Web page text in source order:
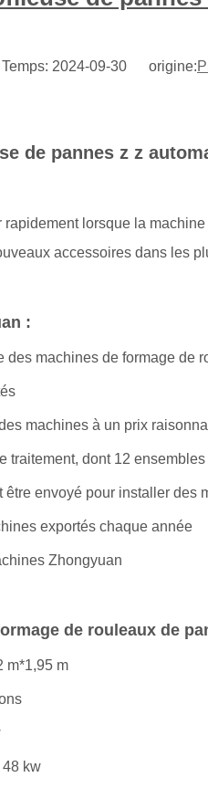
2024-09-30 origine:
de pannes z z
lorsque la
accessoires dans les
:
des machines de formage de
machines à un prix
traitement, dont 12
envoyé pour installer des
exportés chaque année
Zhongyuan
de rouleaux de
m*1,95 m
48 kw